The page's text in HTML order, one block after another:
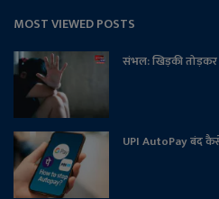
MOST VIEWED POSTS
संभल: खिड़की
UPI AutoPay बंद